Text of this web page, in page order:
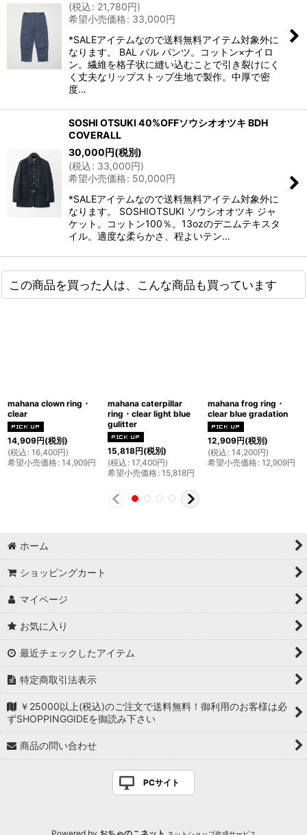
(税込: 21,780円)
希望小売価格: 33,000円
*SALEアイテムなので送料無料アイテム対象外に
なります。 BAL バル パンツ。コットン×ナイロ
ン。繊維を格子状に縫い込むことで引き裂けにく
く丈夫なリップストップ生地で製作。中厚で密
度…
SOSHI OTSUKI 40%OFFソウシオオツキ BDH
COVERALL
30,000円(税別)
(税込: 33,000円)
希望小売価格: 50,000円
*SALEアイテムなので送料無料アイテム対象外に
なります。 SOSHIOTSUKI ソウシオオツキ ジャ
ケット。コットン100％。13ozのデニムテキスタ
イル。適度な柔らかさ、程よいテン…
この商品を買った人は、こんな商品も買っています
mahana clown ring・
clear
14,909円(税別)
(税込 : 16,400円)
希望小売価格: 14,909円
mahana caterpillar
ring・clear light blue
gulitter
15,818円(税別)
(税込 : 17,400円)
希望小売価格: 15,818円
mahana frog ring・
clear blue gradation
12,909円(税別)
(税込 : 14,200円)
希望小売価格: 12,909円
ホーム
ショッピングカート
マイページ
お気に入り
最近チェックしたアイテム
特定商取引法表示
￥25000以上(税込)のご注文で送料無料！御利用のお客様は必
ずSHOPPINGGIDEを御読み下さい
商品の問い合わせ
PCサイト